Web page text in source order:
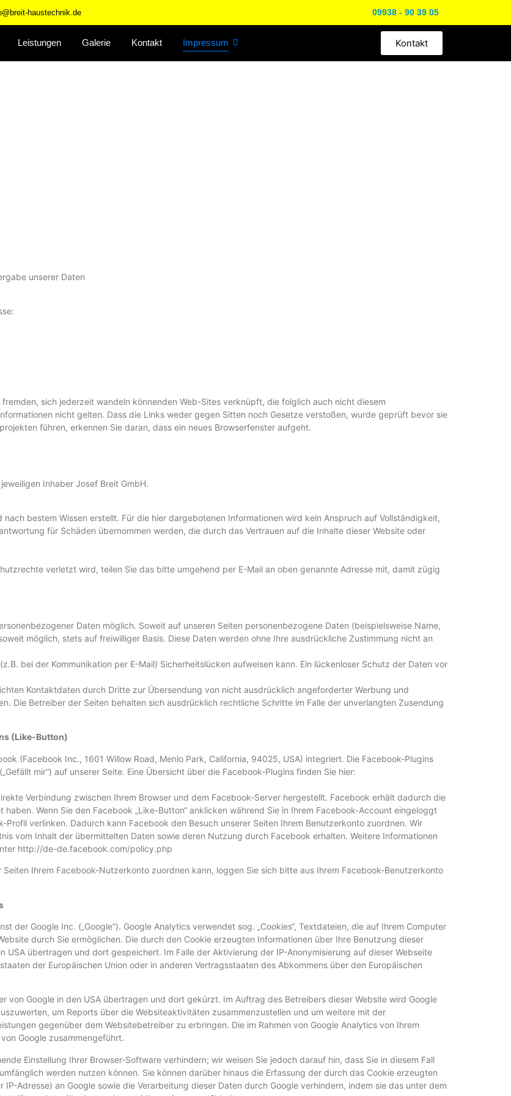
haustechnik.de 09938 - 90 39 05
Leistungen Galerie Kontakt Impressum Kontakt
unserer Daten
sich jederzeit wandeln könnenden Web-Sites verknüpft, die folglich auch nicht diesem
nicht gelten. Dass die Links weder gegen Sitten noch Gesetze verstoßen, wurde geprüft bevor sie
führen, erkennen Sie daran, dass ein neues Browserfenster aufgeht.
Inhaber Josef Breit GmbH.
bestem Wissen erstellt. Für die hier dargebotenen Informationen wird kein Anspruch auf Vollständigkeit,
für Schäden übernommen werden, die durch das Vertrauen auf die Inhalte dieser Website oder
verletzt wird, teilen Sie das bitte umgehend per E-Mail an oben genannte Adresse mit, damit zügig
Daten möglich. Soweit auf unseren Seiten personenbezogene Daten (beispielsweise Name,
möglich, stets auf freiwilliger Basis. Diese Daten werden ohne Ihre ausdrückliche Zustimmung nicht an
bei der Kommunikation per E-Mail) Sicherheitslücken aufweisen kann. Ein lückenloser Schutz der Daten vor
Kontaktdaten durch Dritte zur Übersendung von nicht ausdrücklich angeforderter Werbung und
Die Betreiber der Seiten behalten sich ausdrücklich rechtliche Schritte im Falle der unverlangten Zusendung
(Like-Button)
(Facebook Inc., 1601 Willow Road, Menlo Park, California, 94025, USA) integriert. Die Facebook-Plugins
mir“) auf unserer Seite. Eine Übersicht über die Facebook-Plugins finden Sie hier:
Verbindung zwischen Ihrem Browser und dem Facebook-Server hergestellt. Facebook erhält dadurch die
Wenn Sie den Facebook „Like-Button“ anklicken während Sie in Ihrem Facebook-Account eingeloggt
verlinken. Dadurch kann Facebook den Besuch unserer Seiten Ihrem Benutzerkonto zuordnen. Wir
vom Inhalt der übermittelten Daten sowie deren Nutzung durch Facebook erhalten. Weitere Informationen
http://de-de.facebook.com/policy.php
Ihrem Facebook-Nutzerkonto zuordnen kann, loggen Sie sich bitte aus Ihrem Facebook-Benutzerkonto
der Google Inc. („Google“). Google Analytics verwendet sog. „Cookies“, Textdateien, die auf Ihrem Computer
durch Sie ermöglichen. Die durch den Cookie erzeugten Informationen über Ihre Benutzung dieser
USA übertragen und dort gespeichert. Im Falle der Aktivierung der IP-Anonymisierung auf dieser Webseite
der Europäischen Union oder in anderen Vertragsstaaten des Abkommens über den Europäischen
von Google in den USA übertragen und dort gekürzt. Im Auftrag des Betreibers dieser Website wird Google
um Reports über die Websiteaktivitäten zusammenzustellen und um weitere mit der
gegenüber dem Websitebetreiber zu erbringen. Die im Rahmen von Google Analytics von Ihrem
Google zusammengeführt.
Einstellung Ihrer Browser-Software verhindern; wir weisen Sie jedoch darauf hin, dass Sie in diesem Fall
werden nutzen können. Sie können darüber hinaus die Erfassung der durch das Cookie erzeugten
Adresse) an Google sowie die Verarbeitung dieser Daten durch Google verhindern, indem sie das unter dem